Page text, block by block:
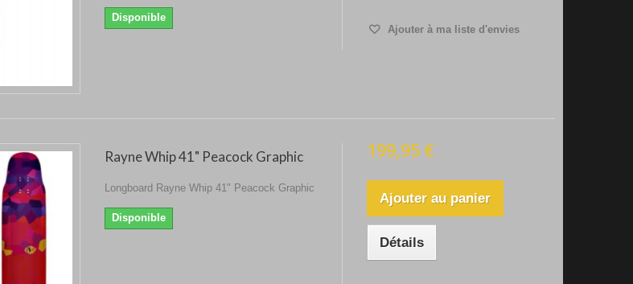
Disponible
Ajouter à ma liste d'envies
Rayne Whip 41" Peacock Graphic
Longboard Rayne Whip 41" Peacock Graphic
Disponible
199,95 €
Ajouter au panier
Détails